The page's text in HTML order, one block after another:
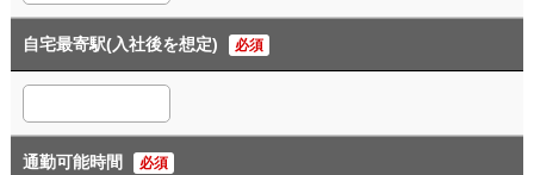
自宅最寄駅(入社後を想定) 必須
通勤可能時間 必須